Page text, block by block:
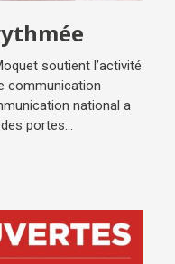
soutient l’activité
communication
national a
portes...